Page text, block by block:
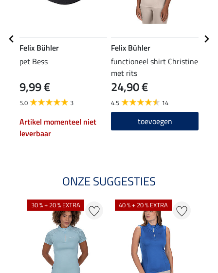
Felix Bühler
pet Bess
9,99 €
5.0 3
Artikel momenteel niet
leverbaar
Felix Bühler
functioneel shirt Christine
met rits
24,90 €
4.5 14
toevoegen
ONZE SUGGESTIES
30 % + 20 % EXTRA 40 % + 20 % EXTRA